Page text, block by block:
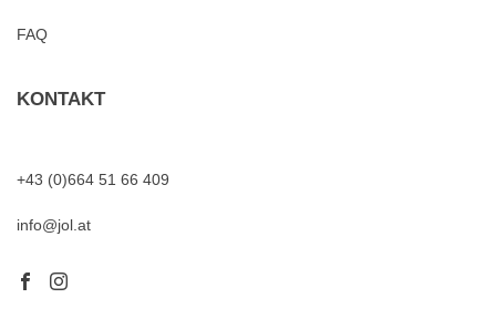
FAQ
KONTAKT
+43 (0)664 51 66 409
info@jol.at